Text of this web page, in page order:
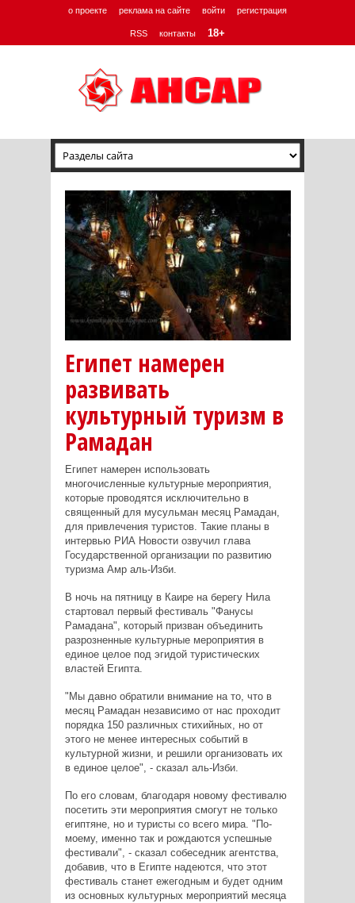
о проекте реклама на сайте войти регистрация
RSS контакты 18+
Египет намерен
развивать
культурный туризм в
Рамадан
Египет намерен использовать
многочисленные культурные мероприятия,
которые проводятся исключительно в
священный для мусульман месяц Рамадан,
для привлечения туристов. Такие планы в
интервью РИА Новости озвучил глава
Государственной организации по развитию
туризма Амр аль-Изби.
В ночь на пятницу в Каире на берегу Нила
стартовал первый фестиваль "Фанусы
Рамадана", который призван объединить
разрозненные культурные мероприятия в
единое целое под эгидой туристических
властей Египта.
"Мы давно обратили внимание на то, что в
месяц Рамадан независимо от нас проходит
порядка 150 различных стихийных, но от
этого не менее интересных событий в
культурной жизни, и решили организовать их
в единое целое", - сказал аль-Изби.
По его словам, благодаря новому фестивалю
посетить эти мероприятия смогут не только
египтяне, но и туристы со всего мира. "По-
моему, именно так и рождаются успешные
фестивали", - сказал собеседник агентства,
добавив, что в Египте надеются, что этот
фестиваль станет ежегодным и будет одним
из основных культурных мероприятий месяца